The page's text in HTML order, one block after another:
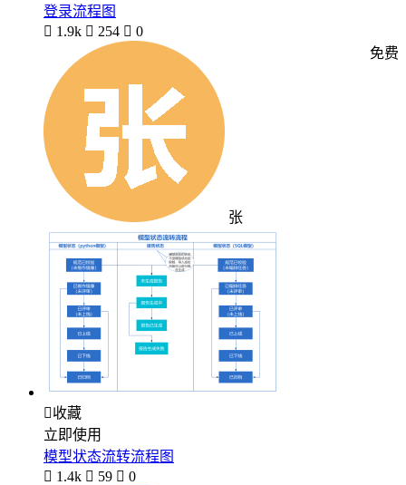
登录流程图
 1.9k  254  0
张
免费
收藏
立即使用
模型状态流转流程图
 1.4k  59  0